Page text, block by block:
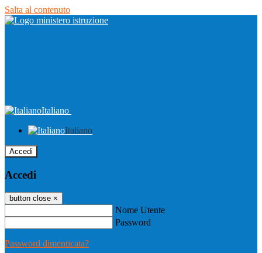
Salta al contenuto
Italiano
Italiano
Accedi
Accedi
button close ×
Nome Utente
Password
Password dimenticata?